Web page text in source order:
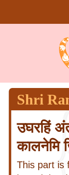
Shri
उघरहिं
कालनेमि
This part is